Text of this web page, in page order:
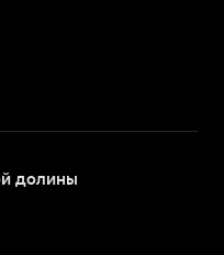
долины